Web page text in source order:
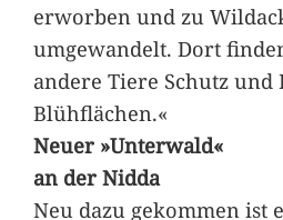
erworben und zu
umgewandelt. Dort
andere Tiere Schutz und
Blühflächen.«
Neuer »Unterwald«
an der Nidda
Neu dazu gekommen ist